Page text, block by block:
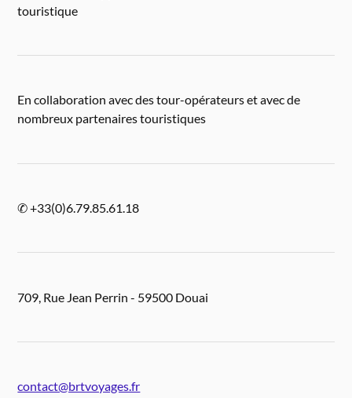
touristique
En collaboration avec des tour-opérateurs et avec de
nombreux partenaires touristiques
✆ +33(0)6.79.85.61.18
709, Rue Jean Perrin - 59500 Douai
contact@brtvoyages.fr